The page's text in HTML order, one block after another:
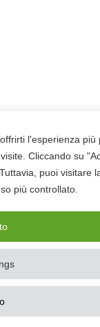
l'esperienza più
Cliccando su
puoi visitare
più controllato.